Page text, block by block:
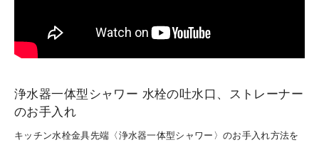
浄水器一体型シャワー 水栓の吐水口、ストレーナー
のお手入れ
キッチン水栓金具先端〈浄水器一体型シャワー〉のお手入れ方法を